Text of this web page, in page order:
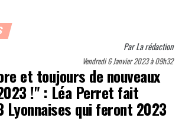
ParLa rédaction
Vendredi 6 Janvier 2023 à 09h32
et toujours de nouveaux
!" : Léa Perret fait
Lyonnaises qui feront 2023